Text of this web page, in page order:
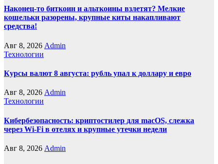
Наконец-то биткоин и альткоины взлетят? Мелкие
кошельки разорены, крупные киты накапливают
средства!
Авг 8, 2026 Admin
Технологии
Курсы валют 8 августа: рубль упал к доллару и евро
Авг 8, 2026 Admin
Технологии
Кибербезопасность: криптостилер для macOS, слежка
через Wi-Fi в отелях и крупные утечки недели
Авг 8, 2026 Admin